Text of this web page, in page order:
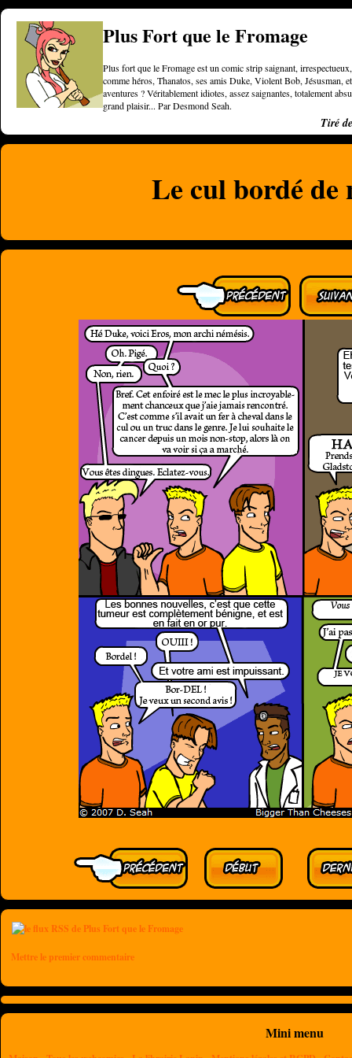
Plus Fort que le Fromage
Plus fort que le Fromage est un comic strip saignant,
comme héros, Thanatos, ses amis Duke, Violent Bob, Jésusman,
aventures ? Véritablement idiotes, assez saignantes, totalement
grand plaisir... Par Desmond Seah.
Tiré
Le cul bordé de
Mettre le premier commentaire
Mini menu